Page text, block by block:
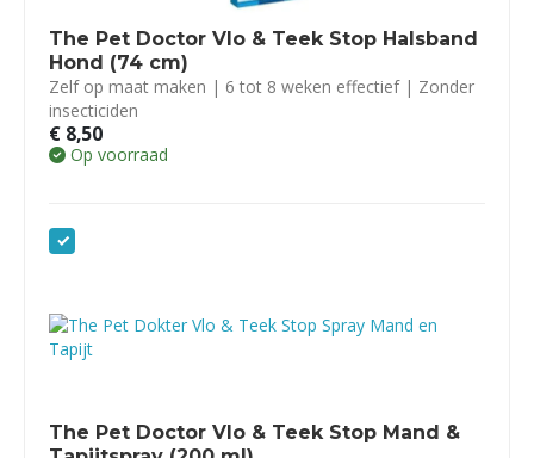
The Pet Doctor Vlo & Teek Stop Halsband
Hond (74 cm)
Zelf op maat maken | 6 tot 8 weken effectief | Zonder
insecticiden
€ 8,50
Op voorraad
The Pet Doctor Vlo & Teek Stop Mand &